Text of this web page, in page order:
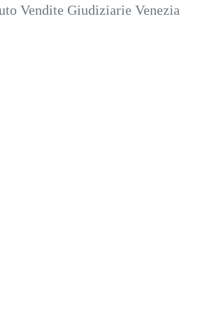
Vendite Giudiziarie Venezia